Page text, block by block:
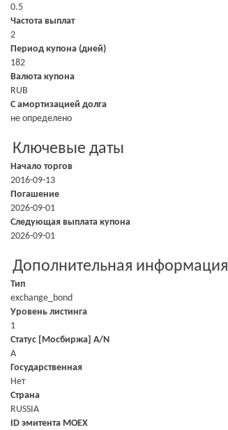
0.5
Частота выплат
2
Период купона (дней)
182
Валюта купона
RUB
С амортизацией долга
не определено
Ключевые даты
Начало торгов
2016-09-13
Погашение
2026-09-01
Следующая выплата купона
2026-09-01
Дополнительная информация
Тип
exchange_bond
Уровень листинга
1
Статус [Мосбиржа] A/N
A
Государственная
Нет
Страна
RUSSIA
ID эмитента MOEX